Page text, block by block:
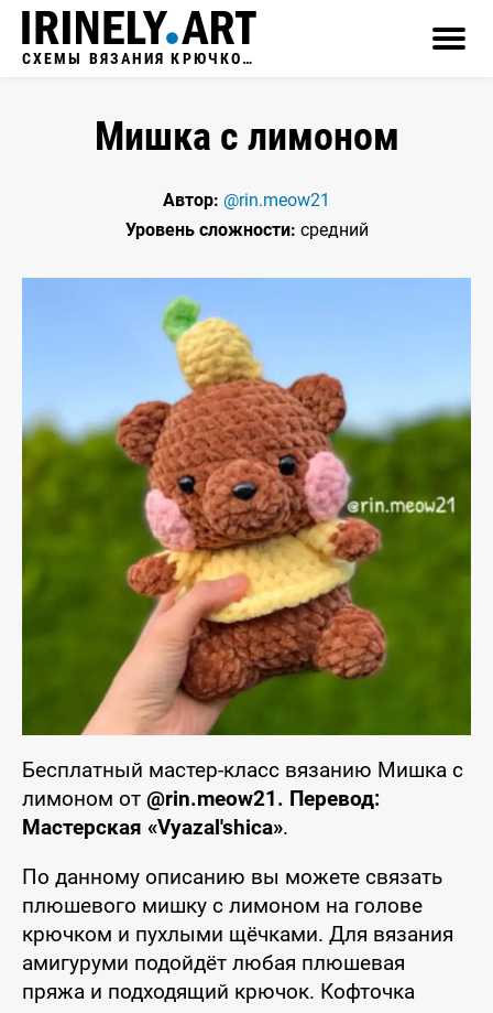
СХЕМЫ ВЯЗАНИЯ КРЮЧКОМ
Мишка с лимоном
Автор: @rin.meow21
Уровень сложности: средний
Бесплатный мастер-класс вязанию Мишка с
лимоном от @rin.meow21. Перевод:
Мастерская «Vyazal'shica».
По данному описанию вы можете связать
плюшевого мишку с лимоном на голове
крючком и пухлыми щёчками. Для вязания
амигуруми подойдёт любая плюшевая
пряжа и подходящий крючок. Кофточка